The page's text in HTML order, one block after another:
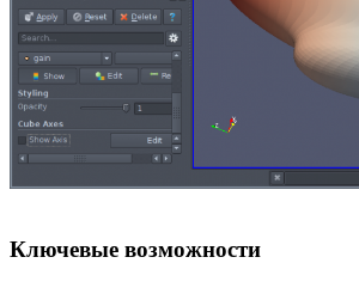
Ключевые возможности